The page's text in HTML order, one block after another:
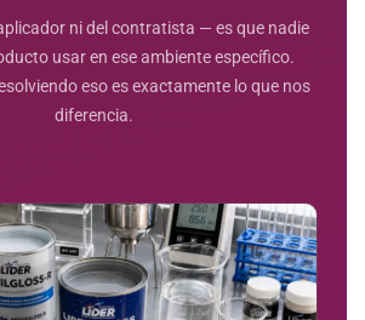
ni del contratista — es que nadie
usar en ese ambiente específico.
eso es exactamente lo que nos
diferencia.